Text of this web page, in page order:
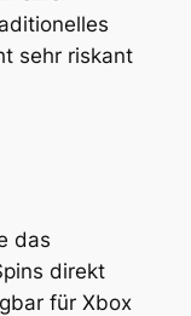
sehr riskant
das
direkt
für Xbox